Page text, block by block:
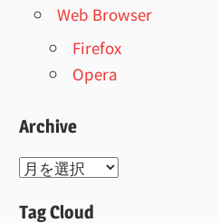
Web Browser
Firefox
Opera
Archive
Archive
Tag Cloud